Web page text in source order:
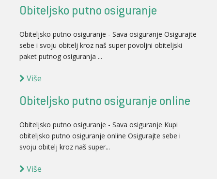
Obiteljsko putno osiguranje
Obiteljsko putno osiguranje - Sava osiguranje Osigurajte
sebe i svoju obitelj kroz naš super povoljni obiteljski
paket putnog osiguranja ...
Više
Obiteljsko putno osiguranje online
Obiteljsko putno osiguranje - Sava osiguranje Kupi
obiteljsko putno osiguranje online Osigurajte sebe i
svoju obitelj kroz naš super...
Više